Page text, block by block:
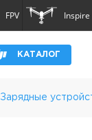
FPV Inspire
КАТАЛОГ
Зарядные